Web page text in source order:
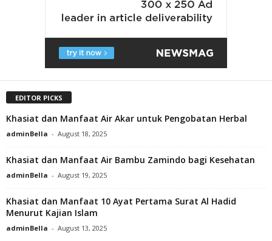
EDITOR PICKS
Khasiat dan Manfaat Air Akar untuk Pengobatan Herbal
adminBella - August 18, 2025
Khasiat dan Manfaat Air Bambu Zamindo bagi Kesehatan
adminBella - August 19, 2025
Khasiat dan Manfaat 10 Ayat Pertama Surat Al Hadid
Menurut Kajian Islam
adminBella - August 13, 2025